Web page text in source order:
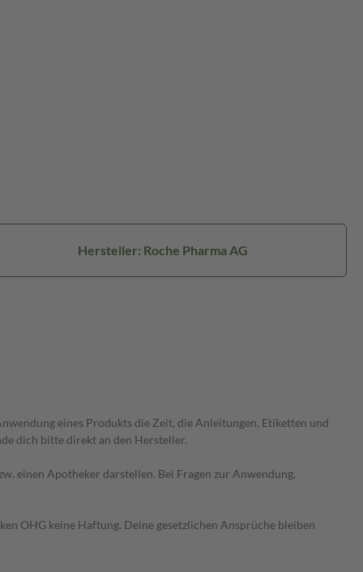
Hersteller: Roche Pharma AG
eines Produkts die Zeit, die Anleitungen, Etiketten und
dich bitte direkt an den Hersteller.
einen Apotheker darstellen. Bei Fragen zur Anwendung,
OHG keine Haftung. Deine gesetzlichen Ansprüche bleiben